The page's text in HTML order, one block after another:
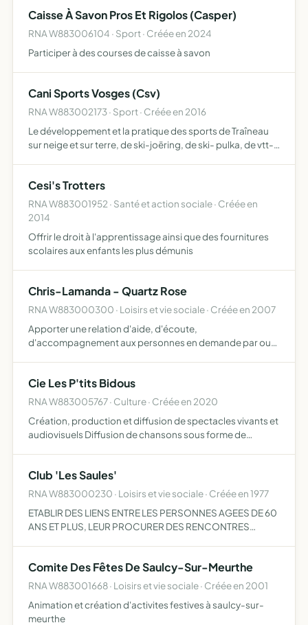
Caisse À Savon Pros Et Rigolos (Casper)
RNA W883006104 · Sport · Créée en 2024
Participer à des courses de caisse à savon
Cani Sports Vosges (Csv)
RNA W883002173 · Sport · Créée en 2016
Le développement et la pratique des sports de Traîneau
sur neige et sur terre, de ski-joëring, de ski- pulka, de vtt-
Cesi's Trotters
RNA W883001952 · Santé et action sociale · Créée en
2014
Offrir le droit à l'apprentissage ainsi que des fournitures
scolaires aux enfants les plus démunis
Chris-Lamanda - Quartz Rose
RNA W883000300 · Loisirs et vie sociale · Créée en 2007
Apporter une relation d'aide, d'écoute,
d'accompagnement aux personnes en demande par ou
Cie Les P'tits Bidous
RNA W883005767 · Culture · Créée en 2020
Création, production et diffusion de spectacles vivants et
audiovisuels Diffusion de chansons sous forme de
l…
Club 'Les Saules'
RNA W883000230 · Loisirs et vie sociale · Créée en 1977
ETABLIR DES LIENS ENTRE LES PERSONNES AGEES DE 60
ANS ET PLUS, LEUR PROCURER DES RENCONTRES
MIEUX-ETRE.
Comite Des Fêtes De Saulcy-Sur-Meurthe
RNA W883001668 · Loisirs et vie sociale · Créée en 2001
Animation et création d'activites festives à saulcy-sur-
meurthe